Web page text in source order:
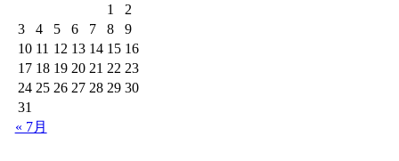
1
2
3
4 5 6 7 8
9
10 11 12 13 14 15 16
17 18 19 20 21 22 23
24 25 26 27 28 29 30
31
« 7月